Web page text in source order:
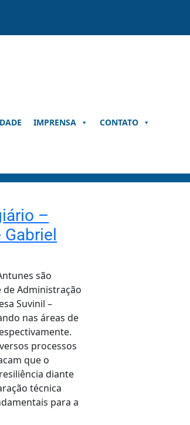
IMPRENSA CONTATO
–
são
de Administração
Suvinil –
nas áreas de
processos
que o
diante
técnica
para a